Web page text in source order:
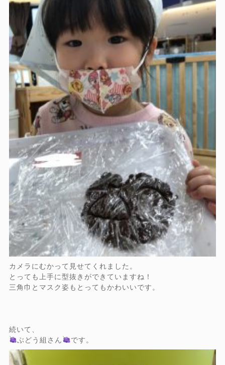
カメラにむかって見せてくれました。
とっても上手に型抜きができていますね！
三角巾とマスク姿もとってもかわいいです。
続いて、
ぶどう組さん
です。